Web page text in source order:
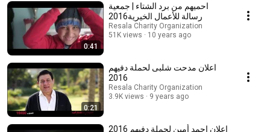
0:41
احميهم من برد الشتاء | جمعية
رسالة للأعمال الخيرية2016
Resala Charity Organization
51K views
10 years ago
0:21
اعلان مدحت شلبى لحملة دفيهم
2016
Resala Charity Organization
3.9K views
9 years ago
اعلان احمد أمين لحملة دفيهم 2016